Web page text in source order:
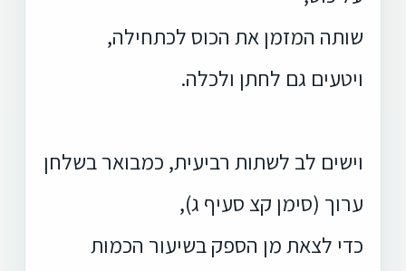
שותה המזמן את הכוס לכתחילה,
ויטעים גם לחתן ולכלה.
וישים לב לשתות רביעית, כמבואר בשלחן
ערוך (סימן קצ סעיף ג),
כדי לצאת מן הספק בשיעור הכמות